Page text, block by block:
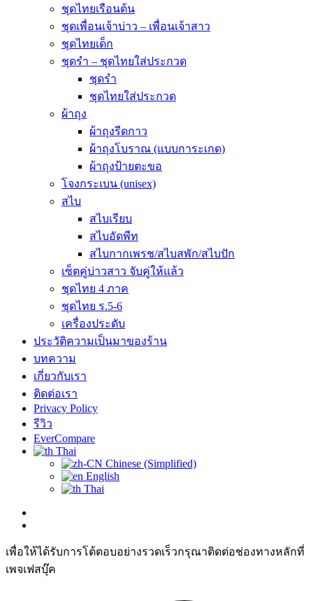
ชุดไทยเรือนต้น
ชุดเพื่อนเจ้าบ่าว – เพื่อนเจ้าสาว
ชุดไทยเด็ก
ชุดรำ – ชุดไทยใส่ประกวด
ชุดรำ
ชุดไทยใส่ประกวด
ผ้าถุง
ผ้าถุงรีดกาว
ผ้าถุงโบราณ (แบบการะเกด)
ผ้าถุงป้ายตะขอ
โจงกระเบน (unisex)
สไบ
สไบเรียบ
สไบอัดพีท
สไบกากเพรช/สไบสพัก/สไบปัก
เซ็ตคู่บ่าวสาว จับคู่ให้แล้ว
ชุดไทย 4 ภาค
ชุดไทย ร.5-6
เครื่องประดับ
ประวัติความเป็นมาของร้าน
บทความ
เกี่ยวกับเรา
ติดต่อเรา
Privacy Policy
รีวิว
EverCompare
Thai
Chinese (Simplified)
English
Thai
เพื่อให้ได้รับการโต้ตอบอย่างรวดเร็วกรุณาติดต่อช่องทางหลักที่
เพจเฟสบุ๊ค